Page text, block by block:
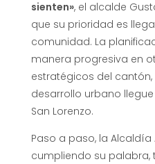
sienten», el alcalde
que su prioridad es
comunidad. La
manera progresiva en
estratégicos del
desarrollo urbano
San Lorenzo.
Paso a paso, la Alcaldía
cumpliendo su palabra,